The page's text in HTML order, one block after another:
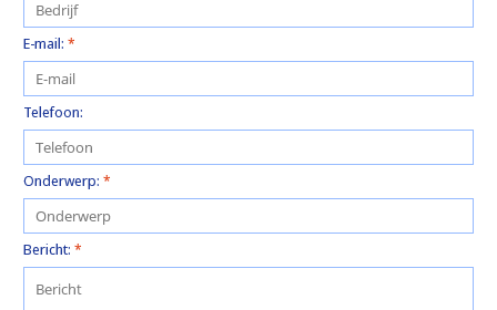
E-mail: *
Telefoon:
Onderwerp: *
Bericht: *